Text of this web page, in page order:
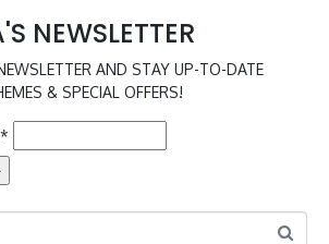
NEWSLETTER
AND STAY UP-TO-DATE
& SPECIAL OFFERS!